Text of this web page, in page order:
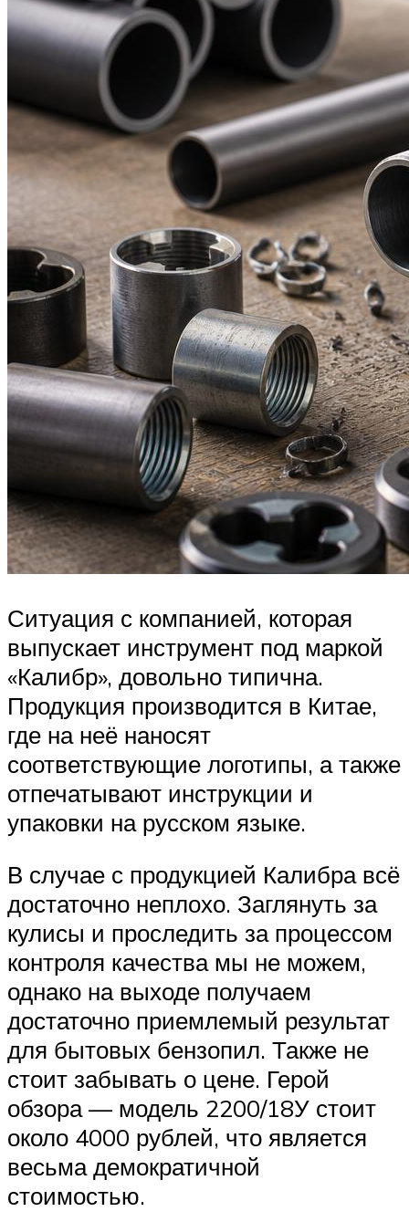
Ситуация с компанией, которая
выпускает инструмент под маркой
«Калибр», довольно типична.
Продукция производится в Китае,
где на неё наносят
соответствующие логотипы, а также
отпечатывают инструкции и
упаковки на русском языке.
В случае с продукцией Калибра всё
достаточно неплохо. Заглянуть за
кулисы и проследить за процессом
контроля качества мы не можем,
однако на выходе получаем
достаточно приемлемый результат
для бытовых бензопил. Также не
стоит забывать о цене. Герой
обзора — модель 2200/18У стоит
около 4000 рублей, что является
весьма демократичной
стоимостью.